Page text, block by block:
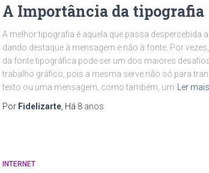
A Importância da tipografia
A melhor tipografia é aquela que passa despercebida
dando destaque à mensagem e não à fonte. Por
da fonte tipográfica pode ser um dos maiores
trabalho gráfico, pois a mesma serve não só para
texto ou uma mensagem, como também, um
Ler
Por Fidelizarte , Há 8 anos
INTERNET